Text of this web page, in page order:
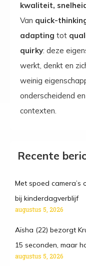
kwaliteit,
Van quick-
adapting tot
quirky: deze
werkt, denkt en
weinig
onderscheidend
contexten.
Recente
Met spoed camera’s
bij kinderdagverblijf
augustus 5, 2026
Aïsha (22) bezorgt
15 seconden, maar
augustus 5, 2026